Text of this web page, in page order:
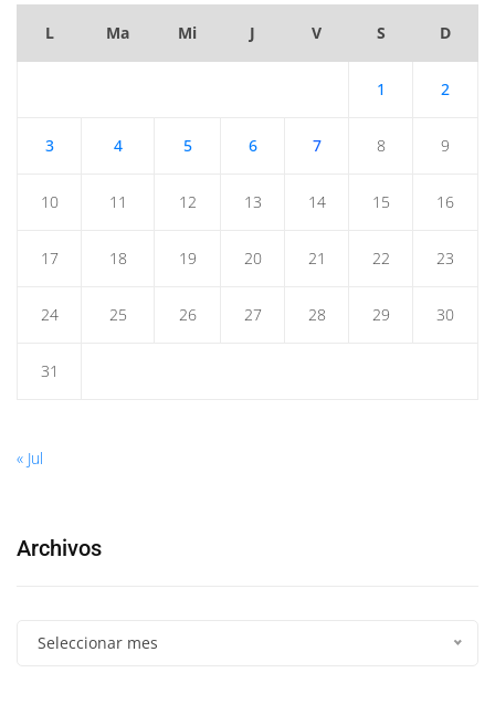
L Ma Mi J V S D
1 2
3 4 5 6 7 8 9
10 11 12 13 14 15 16
17 18 19 20 21 22 23
24 25 26 27 28 29 30
31
« Jul
Archivos
Seleccionar mes